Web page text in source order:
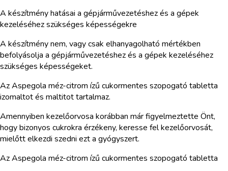
A készítmény hatásai a gépjárművezetéshez és a gépek
kezeléséhez szükséges képességekre
A készítmény nem, vagy csak elhanyagolható mértékben
befolyásolja a gépjárművezetéshez és a gépek kezeléséhez
szükséges képességeket.
Az Aspegola méz-citrom ízű cukormentes szopogató tabletta
izomaltot és maltitot tartalmaz.
Amennyiben kezelőorvosa korábban már figyelmeztette Önt,
hogy bizonyos cukrokra érzékeny, keresse fel kezelőorvosát,
mielőtt elkezdi szedni ezt a gyógyszert.
Az Aspegola méz-citrom ízű cukormentes szopogató tabletta